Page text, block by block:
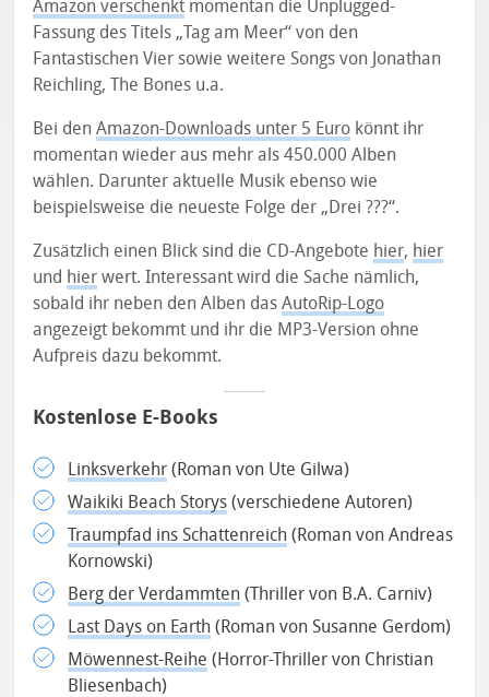
Amazon verschenkt momentan die Unplugged-
Fassung des Titels „Tag am Meer“ von den
Fantastischen Vier sowie weitere Songs von Jonathan
Reichling, The Bones u.a.
Bei denAmazon-Downloads unter 5 Euro könnt ihr
momentan wieder aus mehr als 450.000 Alben
wählen. Darunter aktuelle Musik ebenso wie
beispielsweise die neueste Folge der „Drei ???“.
Zusätzlich einen Blick sind die CD-Angebote hier, hier
und hier wert. Interessant wird die Sache nämlich,
sobald ihr neben den Alben dasAutoRip-Logo
angezeigt bekommt und ihr die MP3-Version ohne
Aufpreis dazu bekommt.
Kostenlose E-Books
Linksverkehr (Roman von Ute Gilwa)
Waikiki Beach Storys (verschiedene Autoren)
Traumpfad ins Schattenreich (Roman von Andreas
Kornowski)
Berg der Verdammten (Thriller von B.A. Carniv)
Last Days on Earth (Roman von Susanne Gerdom)
Möwennest-Reihe (Horror-Thriller von Christian
Bliesenbach)